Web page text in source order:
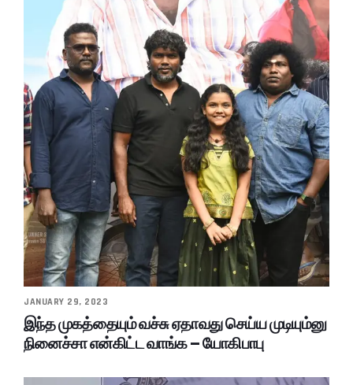
JANUARY 29, 2023
இந்த முகத்தையும் வச்சு ஏதாவது செய்ய முடியும்னு
நினைச்சா என்கிட்ட வாங்க – யோகிபாபு